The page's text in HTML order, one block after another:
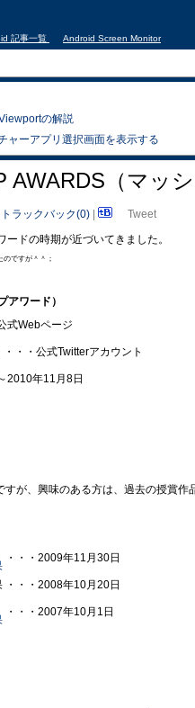
記事一覧 Android Screen Monitor
の解説
ャーアプリ選択画面を表示する
AWARDS（マッ
トラックバック(0)
Tweet
ドの時期が近づいてきました。
ですが＾＾；
ワード）
式Webページ
・・公式Twitterアカウント
2010年11月8日
が、興味のある方は、過去の授賞
・・・2009年11月30日
・・2008年10月20日
・・・2007年10月1日